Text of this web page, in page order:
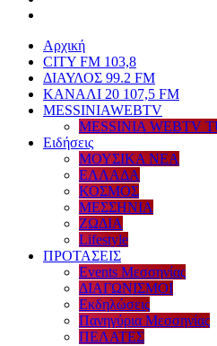
Αρχική
CITY FM 103,8
ΔΙΑΥΛΟΣ 99.2 FM
ΚΑΝΑΛΙ 20 107,5 FM
MESSINIAWEBTV
MESSINIA WEBTV
Eιδήσεις
ΜΟΥΣΙΚΑ ΝΕΑ
ΕΛΛΑΔΑ
ΚΟΣΜΟΣ
ΜΕΣΣΗΝΙΑ
ΖΩΔΙΑ
Lifestyle
ΠΡΟΤΑΣΕΙΣ
Events Μεσσηνίας
ΔΙΑΓΩΝΙΣΜΟΙ
Εκδηλώσεις
Πανηγύρια Μεσσηνίας
ΠΕΛΑΤΕΣ